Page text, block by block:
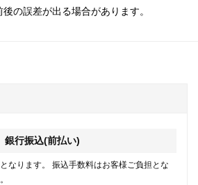
の誤差が出る場合があります。
銀行振込(前払い)
なります。 振込手数料はお客様ご負担とな